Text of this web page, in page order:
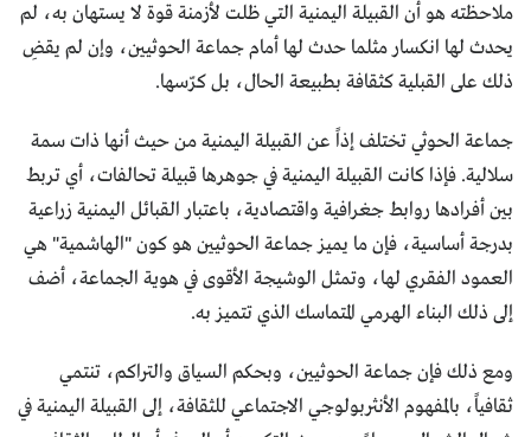
ملاحظته هو أن القبيلة اليمنية التي ظلت لأزمنة قوة لا يستهان به، لم
يحدث لها انكسار مثلما حدث لها أمام جماعة الحوثيين، وإن لم يقضِ
ذلك على القبلية كثقافة بطبيعة الحال، بل كرّسها.
جماعة الحوثي تختلف إذاً عن القبيلة اليمنية من حيث أنها ذات سمة
سلالية. فإذا كانت القبيلة اليمنية في جوهرها قبيلة تحالفات، أي تربط
بين أفرادها روابط جغرافية واقتصادية، باعتبار القبائل اليمنية زراعية
بدرجة أساسية، فإن ما يميز جماعة الحوثيين هو كون "الهاشمية" هي
العمود الفقري لها، وتمثل الوشيجة الأقوى في هوية الجماعة، أضف
إلى ذلك البناء الهرمي المتماسك الذي تتميز به.
ومع ذلك فإن جماعة الحوثيين، وبحكم السياق والتراكم، تنتمي
ثقافياً، بالمفهوم الأنثربولوجي الاجتماعي للثقافة، إلى القبيلة اليمنية في